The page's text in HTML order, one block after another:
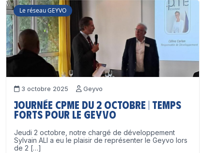
Le réseau GEYVO
3 octobre 2025 Geyvo
Journée CPME du 2 octobre | Temps
forts pour le GEYVO
Jeudi 2 octobre, notre chargé de développement
Sylvain ALI a eu le plaisir de représenter le Geyvo lors
de 2 […]